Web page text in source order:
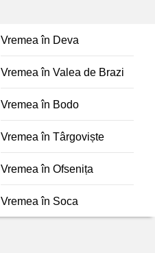
Vremea în Deva
Vremea în Valea de Brazi
Vremea în Bodo
Vremea în Târgoviște
Vremea în Ofsenița
Vremea în Soca